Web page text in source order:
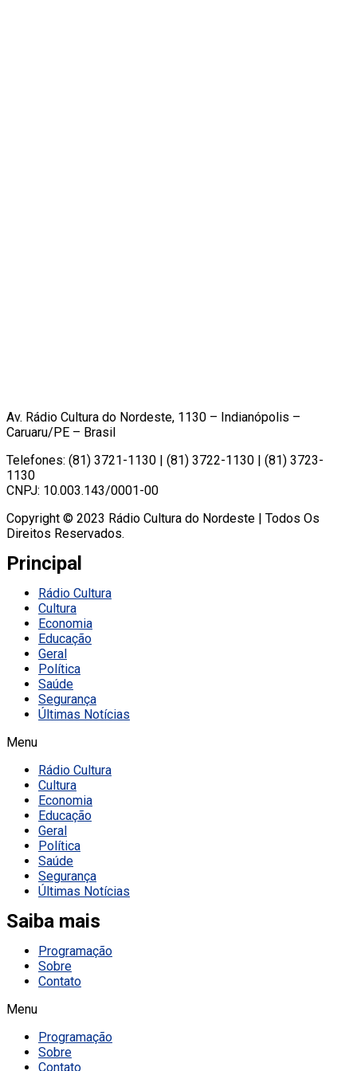
Av. Rádio Cultura do Nordeste, 1130 – Indianópolis –
Caruaru/PE – Brasil
Telefones: (81) 3721-1130 | (81) 3722-1130 | (81) 3723-
1130
CNPJ: 10.003.143/0001-00
Copyright © 2023 Rádio Cultura do Nordeste | Todos Os
Direitos Reservados.
Principal
Rádio Cultura
Cultura
Economia
Educação
Geral
Política
Saúde
Segurança
Últimas Notícias
Menu
Rádio Cultura
Cultura
Economia
Educação
Geral
Política
Saúde
Segurança
Últimas Notícias
Saiba mais
Programação
Sobre
Contato
Menu
Programação
Sobre
Contato